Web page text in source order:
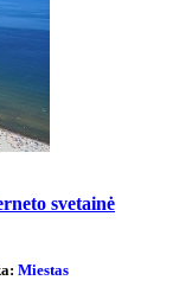
svetainė
Miestas